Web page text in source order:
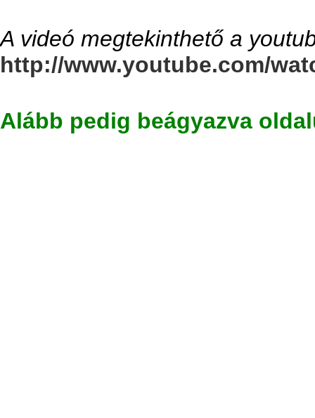
A videó megtekinthető a
http://www.youtube.com/
Alább pedig beágyazva